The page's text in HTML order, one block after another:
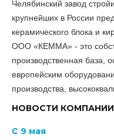
Челябинский завод
крупнейших в России
керамического блока и
ООО «КЕММА» - это
производственная база,
европейским
производства,
НОВОСТИ КОМПАНИИ
С 9 мая